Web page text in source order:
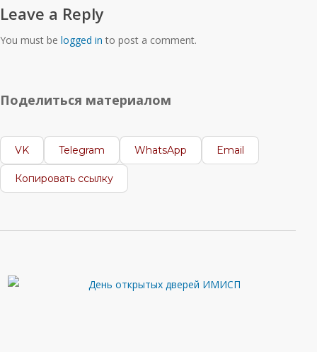
Leave a Reply
You must be logged in to post a comment.
Поделиться материалом
VK Telegram WhatsApp Email
Копировать ссылку